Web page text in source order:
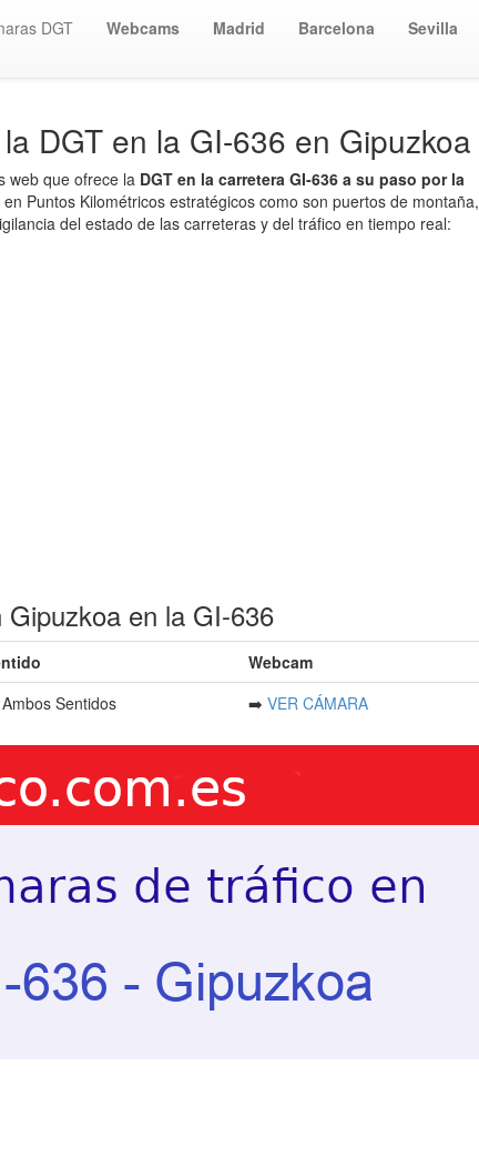
DGT Webcams Madrid Barcelona Sevilla
DGT en la GI-636 en Gipuzkoa
web que ofrece la DGT en la carretera GI-636 a su paso por la
Puntos Kilométricos estratégicos como son puertos de montaña,
del estado de las carreteras y del tráfico en tiempo real:
en la GI-636
Webcam
Sentidos ➡️ VER CÁMARA